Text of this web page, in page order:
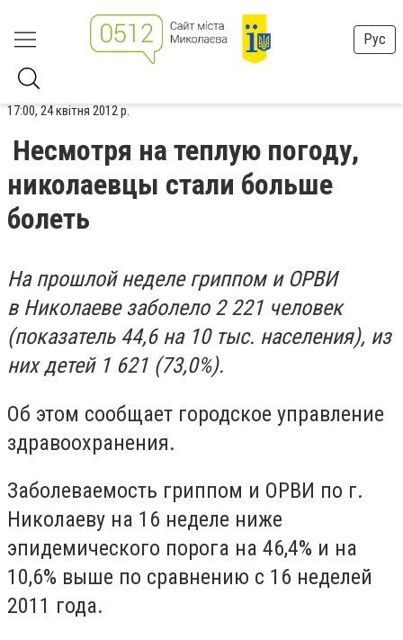
Рус
17:00, 24 квітня 2012 р.
Несмотря на теплую погоду,
николаевцы стали больше
болеть
На прошлой неделе гриппом и ОРВИ
в Николаеве заболело 2 221 человек
(показатель 44,6 на 10 тыс. населения), из
них детей 1 621 (73,0%).
Об этом сообщает городское управление
здравоохранения.
Заболеваемость гриппом и ОРВИ по г.
Николаеву на 16 неделе ниже
эпидемического порога на 46,4% и на
10,6% выше по сравнению с 16 неделей
2011 года.